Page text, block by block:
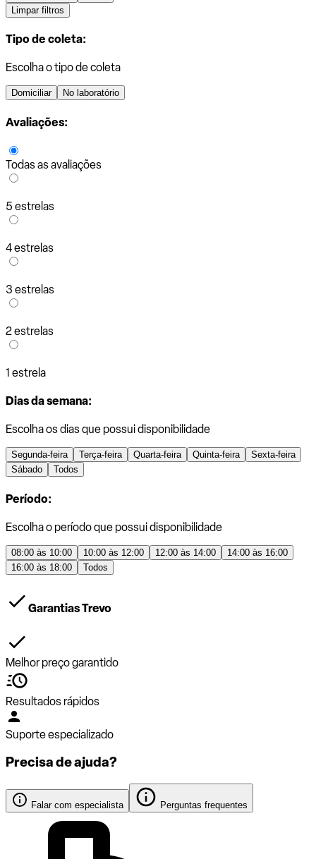
Limpar filtros
Tipo de coleta:
Escolha o tipo de coleta
Domiciliar No laboratório
Avaliações:
Todas as avaliações
5 estrelas
4 estrelas
3 estrelas
2 estrelas
1 estrela
Dias da semana:
Escolha os dias que possui disponibilidade
Segunda-feira Terça-feira Quarta-feira Quinta-feira
Sexta-feira
Sábado
Todos
Período:
Escolha o período que possui disponibilidade
08:00 às 10:00 10:00 às 12:00 12:00 às 14:00
14:00 às 16:00
16:00 às 18:00
Todos
Garantias Trevo
Melhor preço garantido
Resultados rápidos
Suporte especializado
Precisa de ajuda?
Falar com especialista Perguntas frequentes